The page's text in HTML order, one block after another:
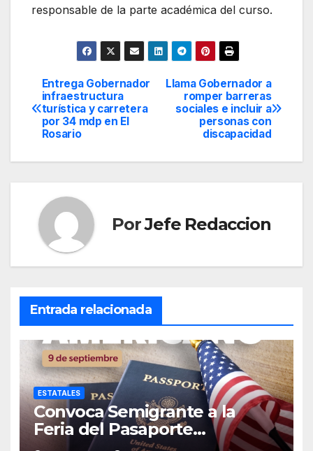
responsable de la parte académica del curso.
Navegación
de
Llama Gobernador a
romper barreras
sociales e incluir a
personas con
discapacidad
Entrega Gobernador
infraestructura
turística y carretera
por 34 mdp en El
Rosario
PorJefe Redaccion
Entrada relacionada
ESTATALES
Convoca Semigrante a la
Feria del Pasaporte
Estadounidense 2026